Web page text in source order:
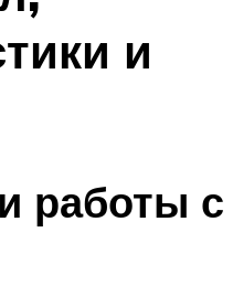
и
работы с